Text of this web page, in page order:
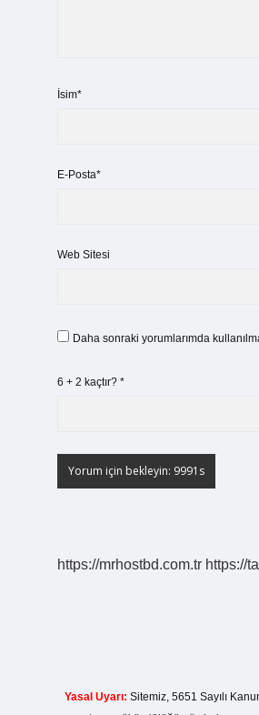
İsim*
E-Posta*
Web Sitesi
Daha sonraki yorumlarımda
6 + 2 kaçtır? *
https://mrhostbd.com.tr https://
Yasal Uyarı: Sitemiz, 5651 Sayılı